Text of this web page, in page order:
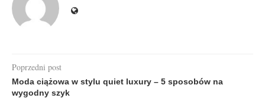
Poprzedni post
Moda ciążowa w stylu quiet luxury – 5 sposobów na
wygodny szyk